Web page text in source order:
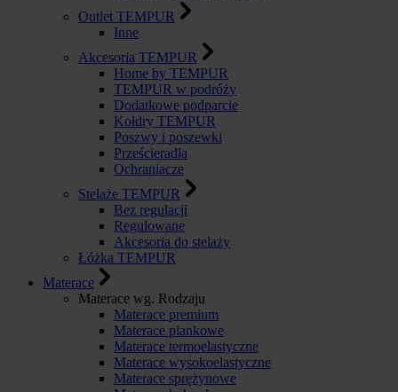
Outlet TEMPUR
Inne
Akcesoria TEMPUR
Home by TEMPUR
TEMPUR w podróży
Dodatkowe podparcie
Kołdry TEMPUR
Poszwy i poszewki
Prześcieradła
Ochraniacze
Stelaże TEMPUR
Bez regulacji
Regulowane
Akcesoria do stelaży
Łóżka TEMPUR
Materace
Materace wg. Rodzaju
Materace premium
Materace piankowe
Materace termoelastyczne
Materace wysokoelastyczne
Materace sprężynowe